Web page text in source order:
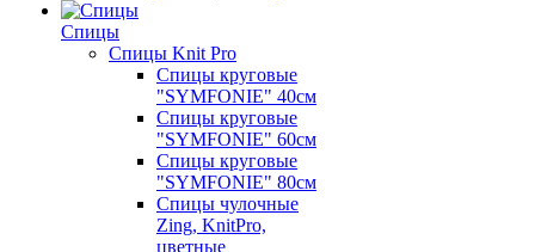
Спицы
Спицы Knit Pro
Спицы круговые
"SYMFONIE" 40см
Спицы круговые
"SYMFONIE" 60см
Спицы круговые
"SYMFONIE" 80см
Спицы чулочные
Zing, KnitPro,
цветные